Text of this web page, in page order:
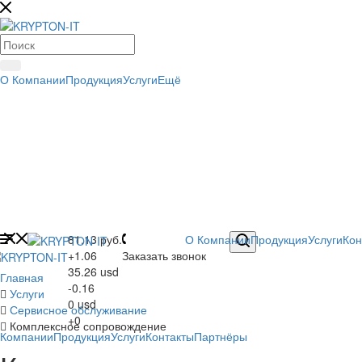
О КомпанииПродукцияУслугиЕщё
+7 (495) 773-75-70
Заказать звонок
81.13руб.
+1.06
35.26 usd
-0.16
0 usd
+0
ПродукцияУслугиКонтактыПартнёры
О КомпанииПродукцияУслуги
Главная
Услуги
Сервисное обслуживание
Комплексное сопровождение